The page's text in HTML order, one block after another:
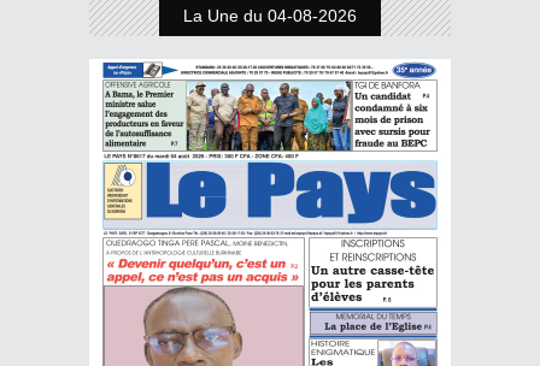
La Une du 04-08-2026